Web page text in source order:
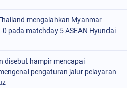
mengalahkan Myanmar
0 pada matchday 5 ASEAN Hyundai
disebut hampir mencapai
pengaturan jalur pelayaran